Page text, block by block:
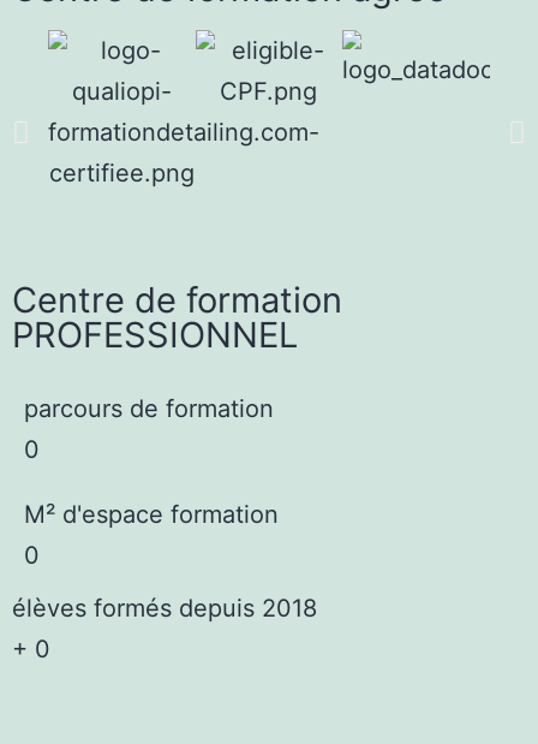
Centre de formation
PROFESSIONNEL
parcours de formation
0
M² d'espace formation
0
élèves formés depuis 2018
+ 0